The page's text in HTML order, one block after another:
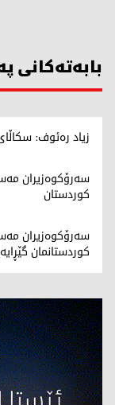
بابەتەکانی
زیاد ره‌ئوف:
سەرۆکوەزیران
کوردستان
سەرۆکوەزیران
کوردستانمان